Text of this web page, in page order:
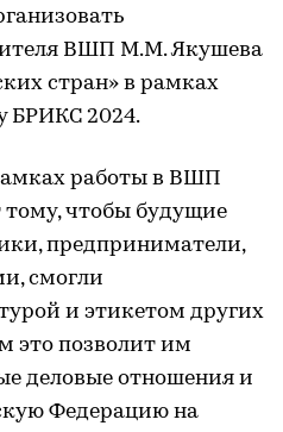
ВШП М.М. Якушева
стран» в рамках
БРИКС 2024.
работы в ВШП
тому, чтобы будущие
предприниматели,
смогли
и этикетом других
это позволит им
деловые отношения и
Федерацию на